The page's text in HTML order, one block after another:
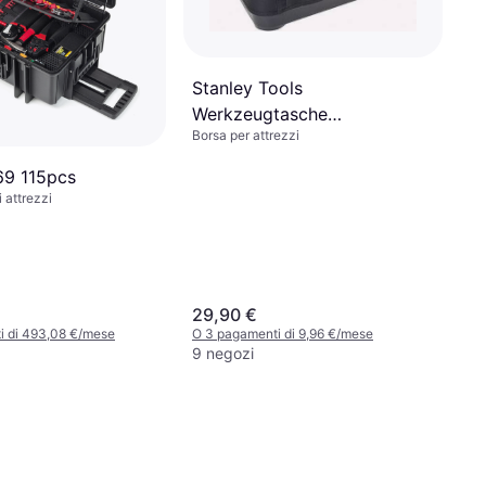
115pcs
attrezzi
di 493,08 €/mese
Stanley Tools
Werkzeugtasche
B447xT262xH251mm,
Borsa per attrezzi
29,90 €
O 3 pagamenti di 9,96 €/mese
9 negozi